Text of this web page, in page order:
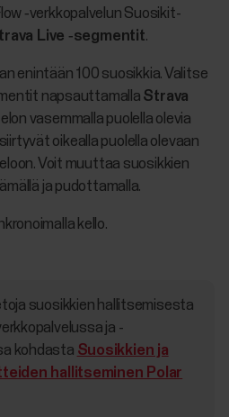
‑verkkopalvelun Suosikit-
Live ‑segmentit.
enintään 100 suosikkia. Valitse
napsauttamalla Strava
vasemmalla puolella olevia
oikealla puolella olevaan
Voit muuttaa suosikkien
ja pudottamalla.
kello.
suosikkien hallitsemisesta
ja -
kohdasta Suosikkien ja
hallitseminen Polar